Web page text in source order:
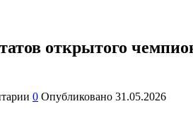
открытого
0 Опубликовано 31.05.2026